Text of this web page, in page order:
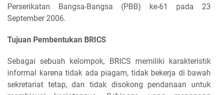
Perserikatan Bangsa-Bangsa (PBB) ke-61 pada 23
September 2006.
Tujuan Pembentukan BRICS
Sebagai sebuah kelompok, BRICS memiliki karakteristik
informal karena tidak ada piagam, tidak bekerja di bawah
sekretariat tetap, dan tidak disokong pendanaan untuk